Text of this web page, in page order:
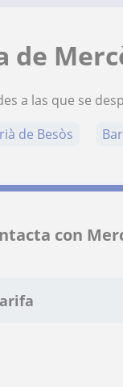
de
a las que se
de Besòs
con